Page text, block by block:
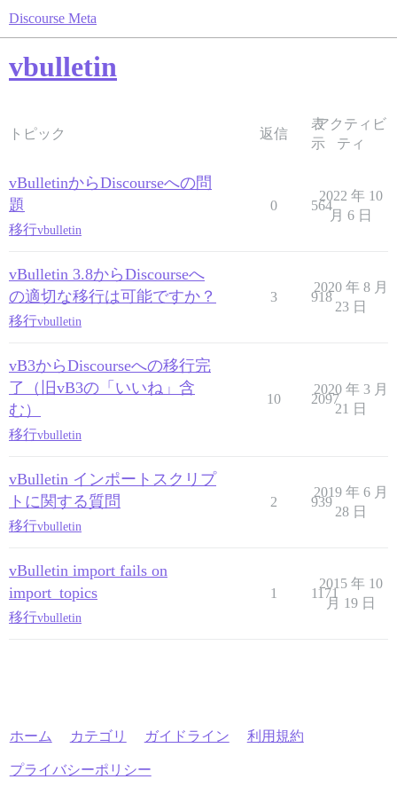
Discourse Meta
vbulletin
トピック 返信
表
示
アクティビ
ティ
vBulletinからDiscourseへの問
題
移行vbulletin
0 564
2022 年 10
月 6 日
vBulletin 3.8からDiscourseへ
の適切な移行は可能ですか？
移行vbulletin
3 918
2020 年 8 月
23 日
vB3からDiscourseへの移行完
了（旧vB3の「いいね」含
む）
移行vbulletin
10 2097
2020 年 3 月
21 日
vBulletin インポートスクリプ
トに関する質問
移行vbulletin
2 939
2019 年 6 月
28 日
vBulletin import fails on
import_topics
移行vbulletin
1 1171
2015 年 10
月 19 日
ホーム カテゴリ ガイドライン 利用規約
プライバシーポリシー